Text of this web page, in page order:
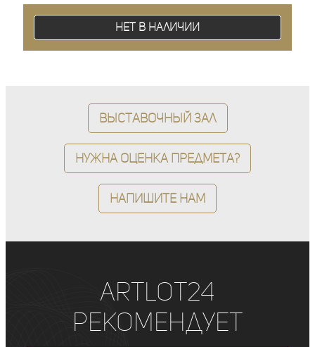
Нет в наличии
Выставочный зал
Нужна оценка предмета?
Напишите нам
ArtLot24
рекомендует